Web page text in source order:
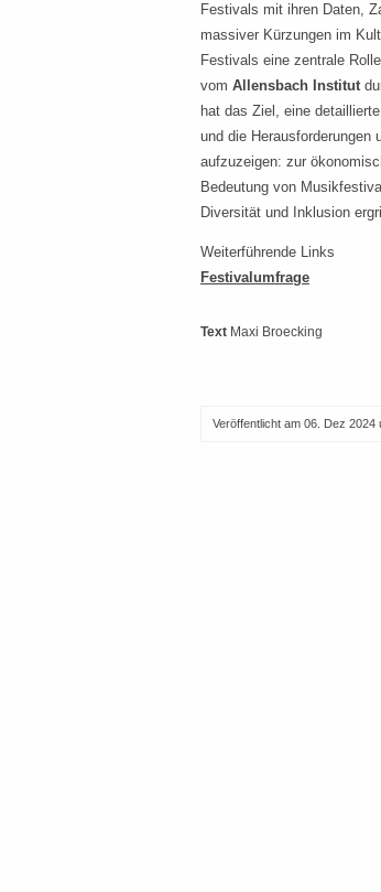
Festivals mit ihren Daten,
massiver Kürzungen im
Festivals eine zentrale
vom Allensbach Institut
hat das Ziel, eine
und die Herausforderungen
aufzuzeigen: zur
Bedeutung von
Diversität und Inklusion
Weiterführende Links
Festivalumfrage
Text Maxi Broecking
Veröffentlicht am 06. Dez 2024